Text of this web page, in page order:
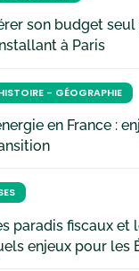
son budget
à Paris
- GÉOGRAPHIE
en France :
paradis fiscaux et
enjeux pour les